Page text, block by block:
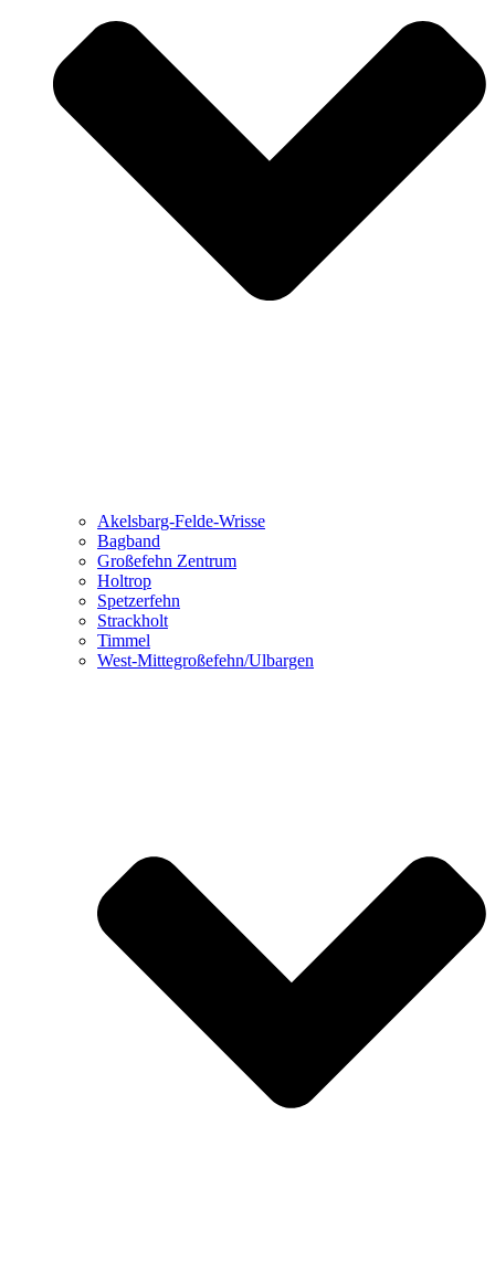
Akelsbarg-Felde-Wrisse
Bagband
Großefehn Zentrum
Holtrop
Spetzerfehn
Strackholt
Timmel
West-Mittegroßefehn/Ulbargen